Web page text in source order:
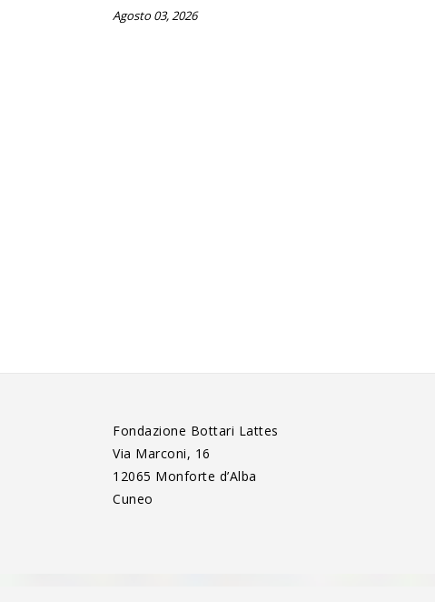
Agosto 03, 2026
Fondazione Bottari Lattes
Via Marconi, 16
12065 Monforte d’Alba
Cuneo